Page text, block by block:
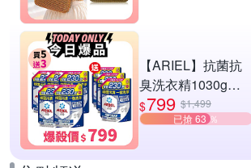
【ARIEL】抗菌抗
臭洗衣精1030g補
充包 X8 (抗菌去漬/
室內晾曬) 兩款任選
$799 $1,499
已搶 63 ％